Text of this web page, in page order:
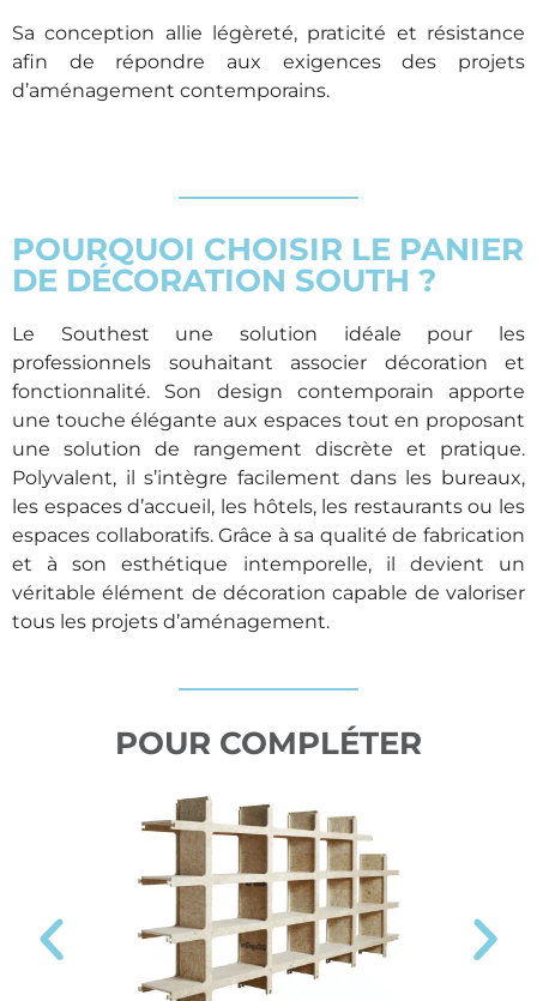
Sa conception allie légèreté, praticité et résistance
afin de répondre aux exigences des projets
d’aménagement contemporains.
POURQUOI CHOISIR LE PANIER
DE DÉCORATION SOUTH ?
Le Southest une solution idéale pour les
professionnels souhaitant associer décoration et
fonctionnalité. Son design contemporain apporte
une touche élégante aux espaces tout en proposant
une solution de rangement discrète et pratique.
Polyvalent, il s’intègre facilement dans les bureaux,
les espaces d’accueil, les hôtels, les restaurants ou les
espaces collaboratifs. Grâce à sa qualité de fabrication
et à son esthétique intemporelle, il devient un
véritable élément de décoration capable de valoriser
tous les projets d’aménagement.
POUR COMPLÉTER